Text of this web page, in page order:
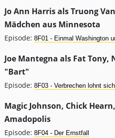
Jo Ann Harris als Truong
Mädchen aus Minnesota
Episode: 8F01 - Einmal Washington
Joe Mantegna als Fat Tony,
"Bart"
Episode: 8F03 - Verbrechen lohnt
Magic Johnson, Chick
Amadopolis
Episode: 8F04 - Der Ernstfall